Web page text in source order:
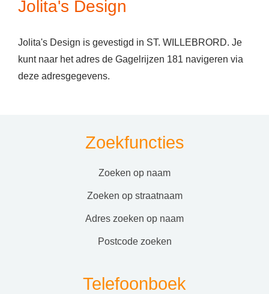
Jolita's Design
Jolita's Design is gevestigd in ST. WILLEBRORD. Je
kunt naar het adres de Gagelrijzen 181 navigeren via
deze adresgegevens.
Zoekfuncties
zoeken op naam
zoeken op straatnaam
adres zoeken op naam
postcode zoeken
Telefoonboek